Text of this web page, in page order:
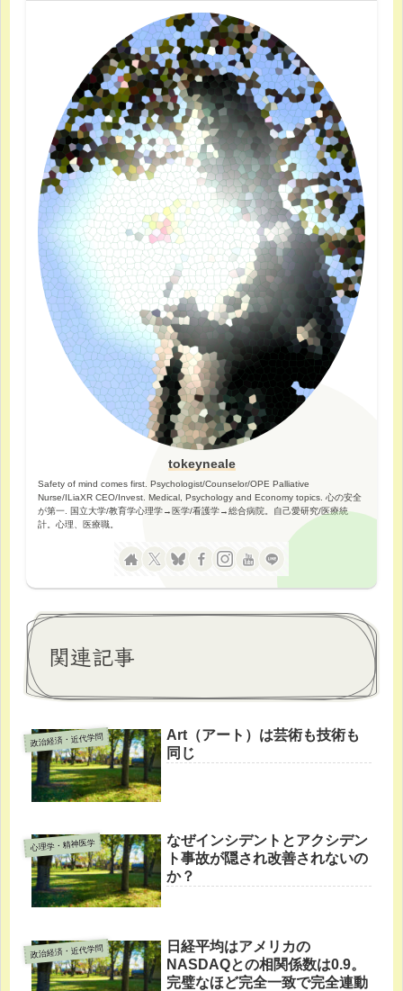
tokeyneale
Safety of mind comes first. Psychologist/Counselor/OPE Palliative
Nurse/ILiaXR CEO/Invest. Medical, Psychology and Economy topics. 心の安全
が第一. 国立大学/教育学心理学→医学/看護学→総合病院。自己愛研究/医療統
計。心理、医療職。
関連記事
政治経済・近代学問
Art（アート）は芸術も技術も
同じ
心理学・精神医学
なぜインシデントとアクシデン
ト事故が隠され改善されないの
か？
政治経済・近代学問
日経平均はアメリカの
NASDAQとの相関係数は0.9。
完璧なほど完全一致で完全連動